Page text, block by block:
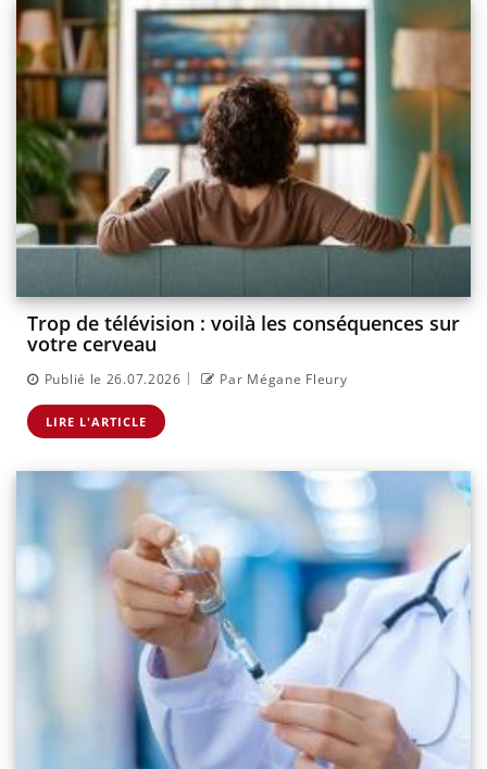
Trop de télévision : voilà les conséquences sur
votre cerveau
Publié le 26.07.2026 | Par Mégane Fleury
LIRE L'ARTICLE